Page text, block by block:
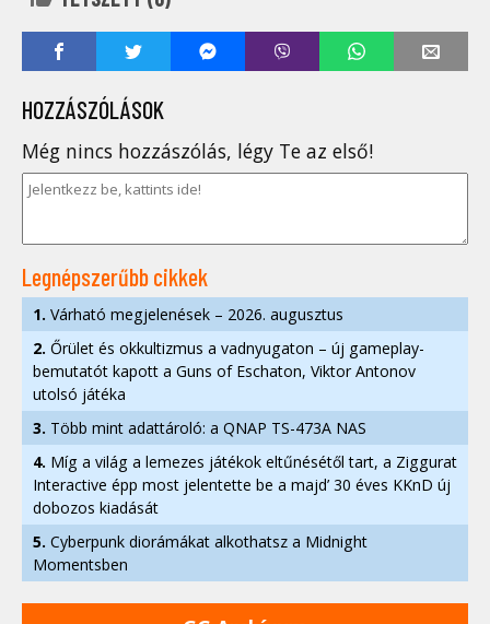
HOZZÁSZÓLÁSOK
Még nincs hozzászólás, légy Te az első!
Legnépszerűbb cikkek
1. Várható megjelenések – 2026. augusztus
2. Őrület és okkultizmus a vadnyugaton – új gameplay-
bemutatót kapott a Guns of Eschaton, Viktor Antonov
utolsó játéka
3. Több mint adattároló: a QNAP TS-473A NAS
4. Míg a világ a lemezes játékok eltűnésétől tart, a Ziggurat
Interactive épp most jelentette be a majd’ 30 éves KKnD új
dobozos kiadását
5. Cyberpunk diorámákat alkothatsz a Midnight
Momentsben